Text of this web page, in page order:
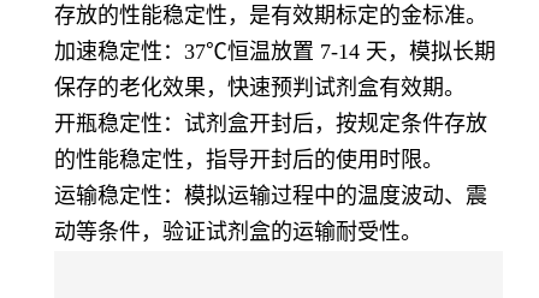
存放的性能稳定性，是有效期标定的金标准。
加速稳定性：37℃恒温放置 7-14 天，模拟长期
保存的老化效果，快速预判试剂盒有效期。
开瓶稳定性：试剂盒开封后，按规定条件存放
的性能稳定性，指导开封后的使用时限。
运输稳定性：模拟运输过程中的温度波动、震
动等条件，验证试剂盒的运输耐受性。